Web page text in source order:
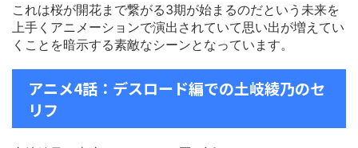
これは桜が開花まで繋がる3期が始まるのだという未来を
上手くアニメーションで演出されていて思い出が増えてい
くことを暗示する素敵なシーンとなっています。
アニメ4話：デスロード編での土岐綾乃のセ
リフ